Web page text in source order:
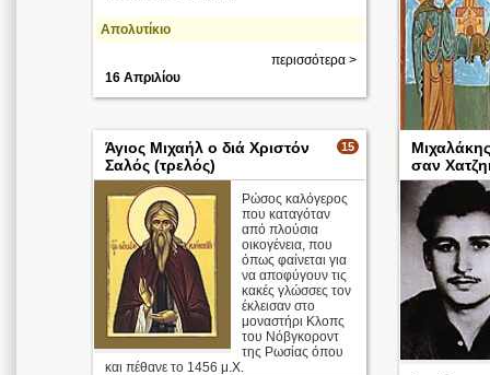
30
Απολυτίκιο
περισσότερα >
16 Απριλίου
3 Μαΐου
15
Άγιος Μιχαήλ ο διά Χριστόν
Σαλός (τρελός)
Ρώσος καλόγερος
που καταγόταν
από πλούσια
οικογένεια, που
όπως φαίνεται για
να αποφύγουν τις
κακές γλώσσες τον
έκλεισαν στο
μοναστήρι Κλοπς
του Νόβγκοροντ
της Ρωσίας όπου
και πέθανε το 1456 μ.Χ.
σαν